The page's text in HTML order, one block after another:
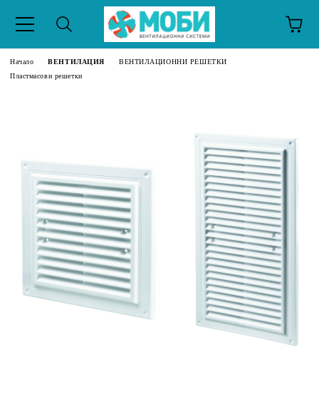
Начало ВЕНТИЛАЦИЯ
ВЕНТИЛАЦИОННИ РЕШЕТКИ
Пластмасови решетки